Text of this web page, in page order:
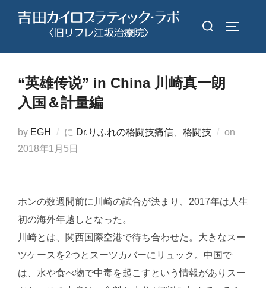
検
対
“英雄传说” in China 川崎真一朗
入国＆計量編
by EGH に Dr.りふれの格闘技痛信、 格闘技 on
2018年1月5日
ホンの数週間前に川崎の試合が決まり、2017年は人生
初の海外年越しとなった。
川崎とは、関西国際空港で待ち合わせた。大きなスー
ツケースを2つとスーツカバーにリュック。中国で
は、水や食べ物で中毒を起こすという情報がありスー